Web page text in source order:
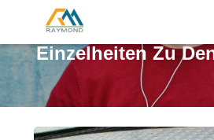
Einzelheiten Zu